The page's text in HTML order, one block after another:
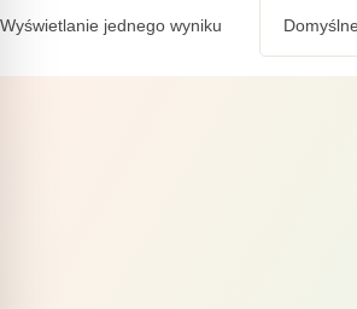
Wyświetlanie jednego wyniku